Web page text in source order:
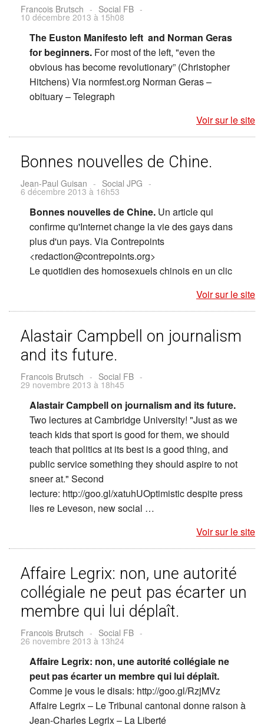
Francois Brutsch - Social FB -
10 décembre 2013 à 15h08
The Euston Manifesto left and Norman Geras
for beginners. For most of the left, "even the
obvious has become revolutionary” (Christopher
Hitchens) Via normfest.org Norman Geras –
obituary – Telegraph
Voir sur le site
Bonnes nouvelles de Chine.
Jean-Paul Guisan - Social JPG -
6 décembre 2013 à 16h53
Bonnes nouvelles de Chine. Un article qui
confirme qu'Internet change la vie des gays dans
plus d'un pays. Via Contrepoints
<redaction@contrepoints.org>
Le quotidien des homosexuels chinois en un clic
Voir sur le site
Alastair Campbell on journalism
and its future.
Francois Brutsch - Social FB -
29 novembre 2013 à 18h45
Alastair Campbell on journalism and its future.
Two lectures at Cambridge University! "Just as we
teach kids that sport is good for them, we should
teach that politics at its best is a good thing, and
public service something they should aspire to not
sneer at." Second
lecture: http://goo.gl/xatuhUOptimistic despite press
lies re Leveson, new social …
Voir sur le site
Affaire Legrix: non, une autorité
collégiale ne peut pas écarter un
membre qui lui déplaît.
Francois Brutsch - Social FB -
26 novembre 2013 à 13h24
Affaire Legrix: non, une autorité collégiale ne
peut pas écarter un membre qui lui déplaît.
Comme je vous le disais: http://goo.gl/RzjMVz
Affaire Legrix – Le Tribunal cantonal donne raison à
Jean-Charles Legrix – La Liberté